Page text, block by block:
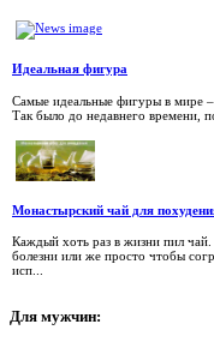
Идеальная фигура
Самые идеальные фигуры в мире
Так было до недавнего времени,
Монастырский чай для
Каждый хоть раз в жизни пил
болезни или же просто чтобы
исп...
Для мужчин: